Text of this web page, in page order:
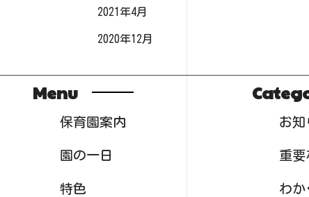
2021年4月
2020年12月
Menu
保育園案内
園の一日
特色
お知
重要
わか